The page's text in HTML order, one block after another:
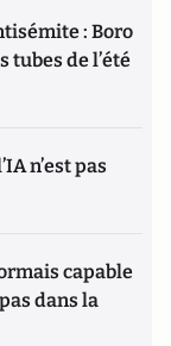
: Boro
tubes de l’été
n’est pas
capable
dans la